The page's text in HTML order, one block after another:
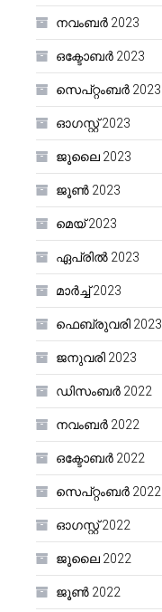
നവംബർ 2023
ഒക്ടോബർ 2023
സെപ്റ്റംബർ 2023
ഓഗസ്റ്റ്‌ 2023
ജൂലൈ 2023
ജൂൺ 2023
മെയ്‌ 2023
ഏപ്രിൽ 2023
മാർച്ച്‌ 2023
ഫെബ്രുവരി 2023
ജനുവരി 2023
ഡിസംബർ 2022
നവംബർ 2022
ഒക്ടോബർ 2022
സെപ്റ്റംബർ 2022
ഓഗസ്റ്റ്‌ 2022
ജൂലൈ 2022
ജൂൺ 2022